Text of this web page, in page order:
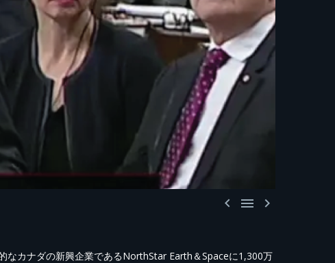
  
なカナダの新興企業であるNorthStar Earth＆Spaceに1,300万